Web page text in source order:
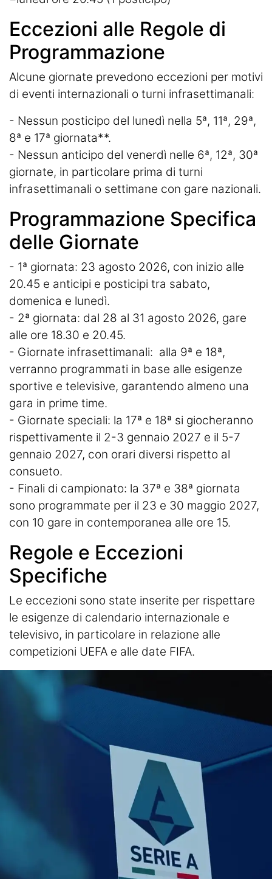
Eccezioni alle Regole di
Programmazione
Alcune giornate prevedono eccezioni per motivi
di eventi internazionali o turni infrasettimanali:
- Nessun posticipo del lunedì nella 5ª, 11ª, 29ª,
8ª e 17ª giornata**.
- Nessun anticipo del venerdì nelle 6ª, 12ª, 30ª
giornate, in particolare prima di turni
infrasettimanali o settimane con gare nazionali.
Programmazione Specifica
delle Giornate
- 1ª giornata: 23 agosto 2026, con inizio alle
20.45 e anticipi e posticipi tra sabato,
domenica e lunedì.
- 2ª giornata: dal 28 al 31 agosto 2026, gare
alle ore 18.30 e 20.45.
- Giornate infrasettimanali: alla 9ª e 18ª,
verranno programmati in base alle esigenze
sportive e televisive, garantendo almeno una
gara in prime time.
- Giornate speciali: la 17ª e 18ª si giocheranno
rispettivamente il 2-3 gennaio 2027 e il 5-7
gennaio 2027, con orari diversi rispetto al
consueto.
- Finali di campionato: la 37ª e 38ª giornata
sono programmate per il 23 e 30 maggio 2027,
con 10 gare in contemporanea alle ore 15.
Regole e Eccezioni
Specifiche
Le eccezioni sono state inserite per rispettare
le esigenze di calendario internazionale e
televisivo, in particolare in relazione alle
competizioni UEFA e alle date FIFA.